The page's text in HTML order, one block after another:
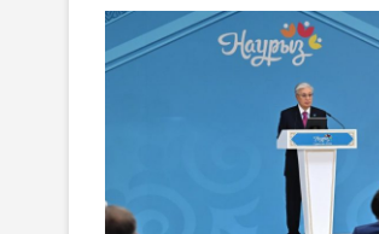
Жомарт
Тоқаев
Өзбекстанға
сапарымен